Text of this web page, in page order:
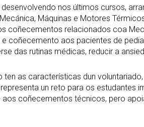
nos últimos cursos,
Máquinas e Motores
coñecementos relacionados coa
coñecemento aos pacientes de
das rutinas médicas, reducir a
as características dun
un reto para os
coñecementos técnicos, pero